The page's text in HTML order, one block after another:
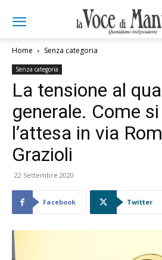
Home Senza categoria
Senza categoria
La tensione al
generale. Come
l’attesa in via
Grazioli
22 Settembre 2020
Facebook Twitter